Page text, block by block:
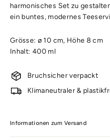
harmonisches Set zu
ein buntes, modernes
Grösse: ø 10 cm, Höhe 8 cm
Inhalt: 400 ml
Bruchsicher verpackt
Klimaneutraler &
Informationen zum Versand